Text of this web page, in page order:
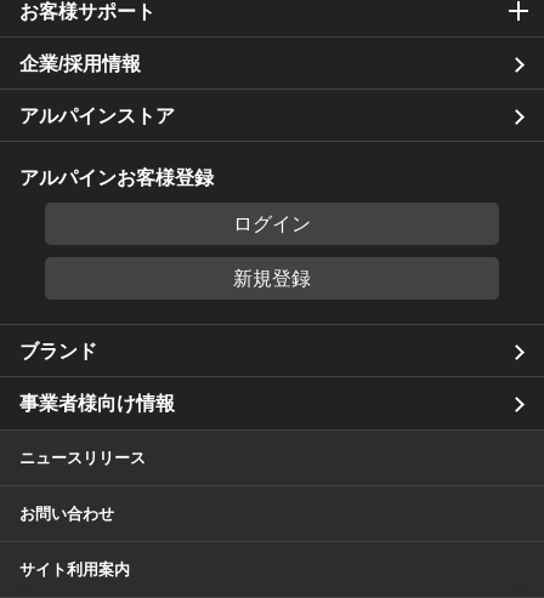
お客様サポート
企業/採用情報
アルパインストア
アルパインお客様登録
ログイン
新規登録
ブランド
事業者様向け情報
ニュースリリース
お問い合わせ
サイト利用案内